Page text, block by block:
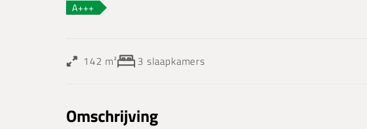
A+++
142 m² 3 slaapkamers
Omschrijving